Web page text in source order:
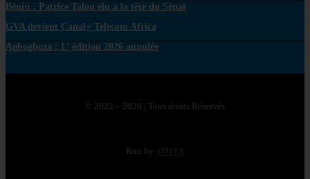
Bénin : Patrice Talon élu à la tête du Sénat
GVA devient Canal+ Telecom Africa
Agbogboza : L’ édition 2026 annulée
© 2022 – 2026 | Tous droits Réservés
Run by OTIYA